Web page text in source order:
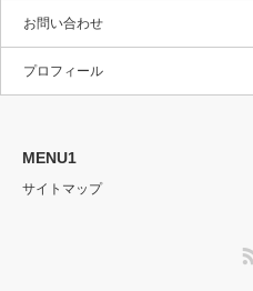
お問い合わせ
プロフィール
MENU1
サイトマップ